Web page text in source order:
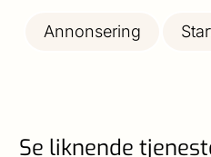
Annonsering
Se liknende